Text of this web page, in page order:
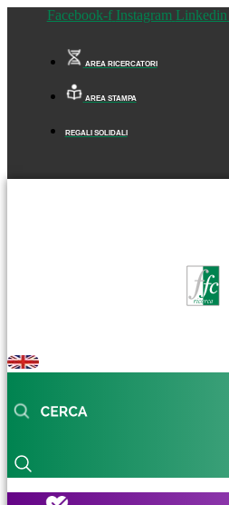
Facebook-f Instagram Linkedin
AREA RICERCATORI
AREA STAMPA
REGALI SOLIDALI